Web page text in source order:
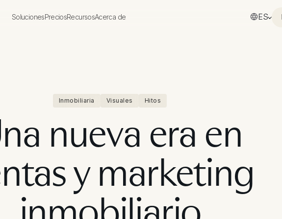
SolucionesPreciosRecursosAcerca de ES
Inmobiliaria Visuales Hitos
nueva era en
y marketing